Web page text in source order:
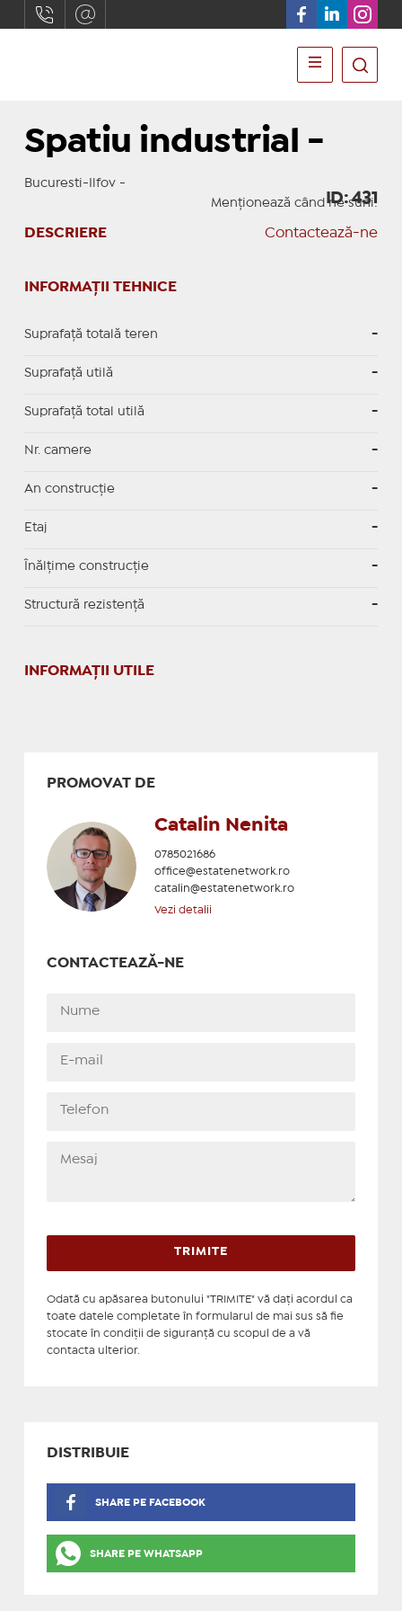
Spatiu industrial -
Bucuresti-Ilfov -
Menționează când ne suni:
ID: 431
DESCRIERE Contactează-ne
INFORMAȚII TEHNICE
Suprafață totală teren -
Suprafaţă utilă -
Suprafaţă total utilă -
Nr. camere -
An construcție -
Etaj -
Înălțime construcție -
Structură rezistență -
INFORMAŢII UTILE
PROMOVAT DE
Catalin Nenita
0785021686
office@estatenetwork.ro
catalin@estatenetwork.ro
Vezi detalii
CONTACTEAZĂ-NE
Odată cu apăsarea butonului "TRIMITE" vă daţi acordul ca
toate datele completate în formularul de mai sus să fie
stocate în condiţii de siguranţă cu scopul de a vă
contacta ulterior.
DISTRIBUIE
SHARE PE FACEBOOK
SHARE PE WHATSAPP